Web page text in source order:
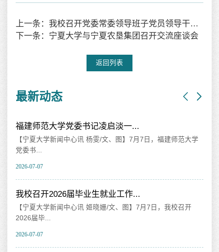
上一条：我校召开党委常委领导班子党员领导干部2025年度民主生活会
下一条：宁夏大学与宁夏农垦集团召开交流座谈会
返回列表
最新动态
师范大学
校召开
纪念红军长征胜利90周年学术研...
【宁夏大学新闻中心讯 学术期刊中心】为继承和弘扬伟
山海同心 携手共赢——福建、宁...
【宁夏大学新闻中心讯 宁夏社科联、姬晓姗/文 姬晓姗/图
海相...